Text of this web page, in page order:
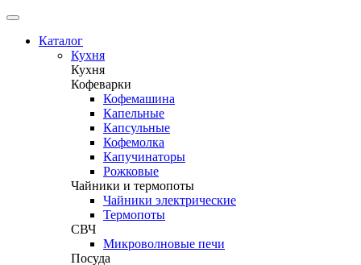
Каталог
Кухня
Кухня
Кофеварки
Кофемашина
Капельные
Капсульные
Кофемолка
Капучинаторы
Рожковые
Чайники и термопоты
Чайники электрические
Термопоты
СВЧ
Микроволновые печи
Посуда